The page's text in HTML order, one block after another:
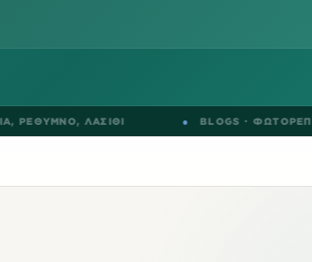
,ΛΑΣΙΘΙ BLOGS ·ΦΩΤΟΡΕΠΟΡΤΑΖ